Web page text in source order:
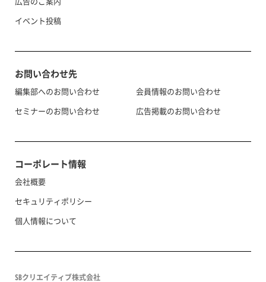
イベント投稿
お問い合わせ先
編集部へのお問い合わせ
セミナーのお問い合わせ
会員情報のお問い合わせ
広告掲載のお問い合わせ
コーポレート情報
会社概要
セキュリティポリシー
個人情報について
SBクリエイティブ株式会社